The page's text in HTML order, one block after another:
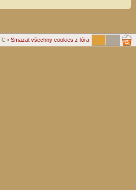
• Smazat všechny cookies z fóra